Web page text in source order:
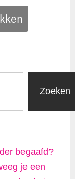
Zoeken
begaafd?
je een